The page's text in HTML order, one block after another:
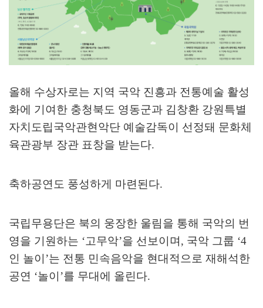
올해 수상자로는 지역 국악 진흥과 전통예술 활성
화에 기여한 충청북도 영동군과 김창환 강원특별
자치도립국악관현악단 예술감독이 선정돼 문화체
육관광부 장관 표창을 받는다.
축하공연도 풍성하게 마련된다.
국립무용단은 북의 웅장한 울림을 통해 국악의 번
영을 기원하는 ‘고무악’을 선보이며 , 국악 그룹 ‘4
인 놀이 ’는 전통 민속음악을 현대적으로 재해석한
공연 ‘놀이 ’를 무대에 올린다.